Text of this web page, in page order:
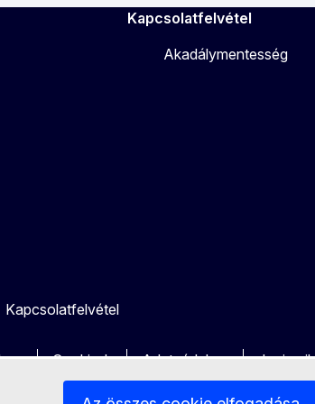
Kapcsolatfelvétel
Akadálymentesség
Kapcsolatfelvétel
Cookie-k Adatvédelem Jogi